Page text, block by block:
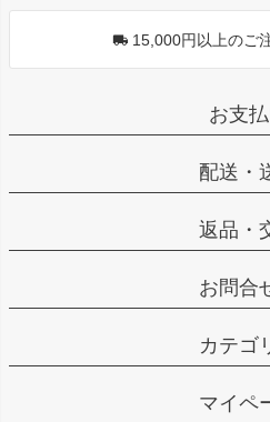
15,000円以上のご
お支
配送・
返品・
お問合
カテゴ
マイペ